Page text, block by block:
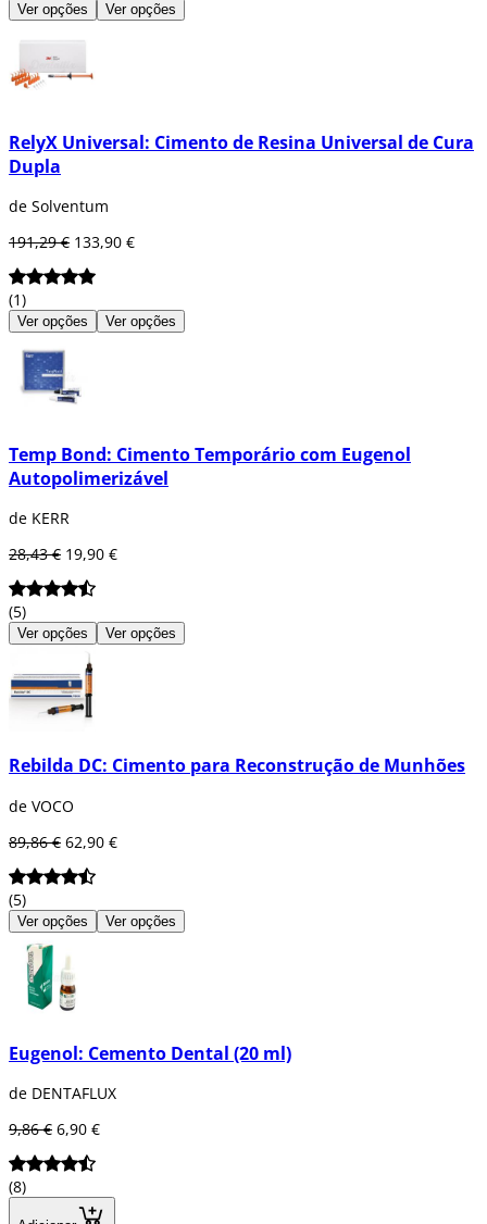
Ver opções Ver opções
RelyX Universal: Cimento de Resina Universal de Cura
Dupla
de Solventum
191,29 € 133,90 €
(1)
Ver opções Ver opções
Temp Bond: Cimento Temporário com Eugenol
Autopolimerizável
de KERR
28,43 € 19,90 €
(5)
Ver opções Ver opções
Rebilda DC: Cimento para Reconstrução de Munhões
de VOCO
89,86 € 62,90 €
(5)
Ver opções Ver opções
Eugenol: Cemento Dental (20 ml)
de DENTAFLUX
9,86 € 6,90 €
(8)